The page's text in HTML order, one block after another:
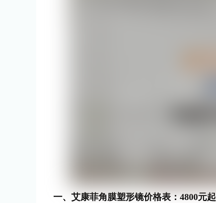
一、艾康菲角膜塑形镜价格表：4800元起